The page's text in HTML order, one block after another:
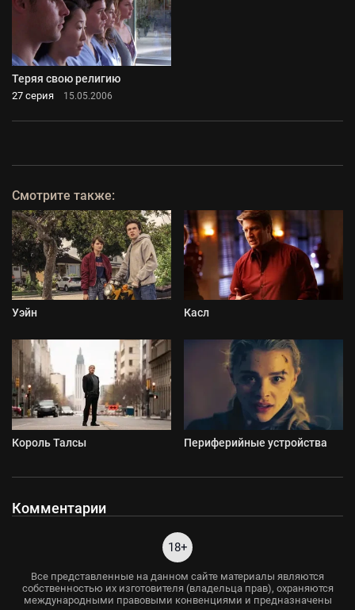
Теряя свою религию
27 серия 15.05.2006
Смотрите также:
Уэйн Касл
Король Талсы Периферийные устройства
Комментарии
18+
Все представленные на данном сайте материалы являются
собственностью их изготовителя (владельца прав), охраняются
международными правовыми конвенциями и предназначены